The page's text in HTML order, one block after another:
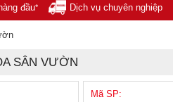
đầu* Dịch vụ chuyên nghiệp
SÂN VƯỜN
Mã SP: